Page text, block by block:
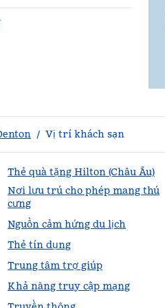
/ Vị trí khách sạn
Thẻ quà tặng Hilton (Châu Âu)
Nơi lưu trú cho phép mang thú
cưng
Nguồn cảm hứng du lịch
Thẻ tín dụng
Trung tâm trợ giúp
Khả năng truy cập mạng